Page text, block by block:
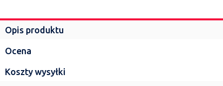
Opis produktu
Ocena
Koszty wysyłki